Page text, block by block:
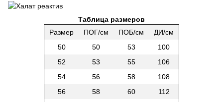
Таблица размеров
Размер
ПОГ/см ПОБ/см
ДИ/см
50
50 53
100
52
53 55
106
54
56 58
108
56
58 60
112